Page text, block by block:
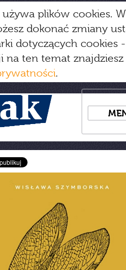
używa plików cookies.
dokonać zmiany
dotyczących cookies
na ten temat
.